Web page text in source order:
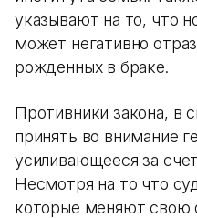
указывают на то, что
может негативно
рожденных в браке.
Противники закона, в
принять во внимание
усиливающееся за
Несмотря на то что
которые меняют свою